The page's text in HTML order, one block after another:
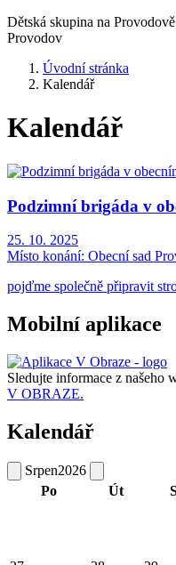
Dětská skupina na
Provodov
Úvodní stránka
Kalendář
Kalendář
Podzimní brigáda v
25. 10. 2025
Místo konání: Obecní sad
pojďme společně připravit
Mobilní aplikace
Sledujte informace z našeho
V OBRAZE.
Kalendář
Srpen2026
Po
Út